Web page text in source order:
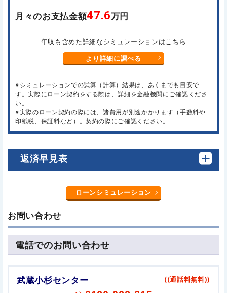
月々のお支払金額47.6万円
年収も含めた詳細なシミュレーションはこちら
より詳細に調べる
※シミュレーションでの試算（計算）結果は、あくまでも目安で
す。実際にローン契約をする際は、詳細を金融機関にご確認くださ
い。
※実際のローン契約の際には、諸費用が別途かかります（手数料や
印紙税、保証料など）。契約の際にご確認ください。
返済早見表
ローンシミュレーション
お問い合わせ
電話でのお問い合わせ
武蔵小杉センター ((通話料無料))